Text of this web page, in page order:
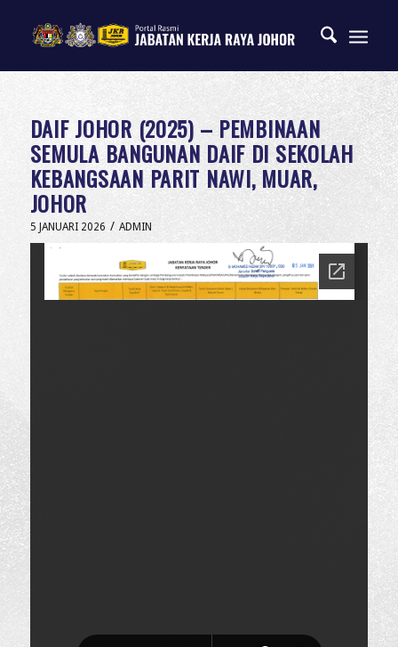
DAIF JOHOR (2025) – PEMBINAAN
SEMULA BANGUNAN DAIF DI SEKOLAH
KEBANGSAAN PARIT NAWI, MUAR,
JOHOR
5 JANUARI 2026 / ADMIN